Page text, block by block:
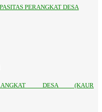
PERANGKAT DESA
DESA (KAUR